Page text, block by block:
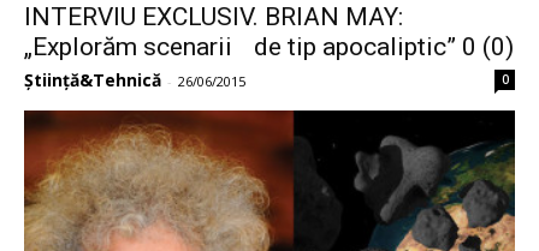
INTERVIU EXCLUSIV. BRIAN MAY:
„Explorăm scenarii de tip apocaliptic” 0 (0)
Știință&Tehnică - 26/06/2015 0